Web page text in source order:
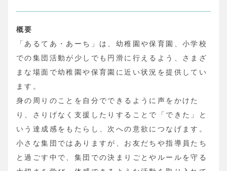
概要
「あるてあ・あーち」は、幼稚園や保育園、小学校
での集団活動が少しでも円滑に行えるよう、さまざ
まな場面で幼稚園や保育園に近い状況を提供してい
ます。
身の周りのことを自分でできるように声をかけた
り、さりげなく支援したりすることで「できた」と
いう達成感をもたらし、次への意欲につなげます。
小さな集団ではありますが、お友だちや指導員たち
と過ごす中で、集団での決まりごとやルールを守る